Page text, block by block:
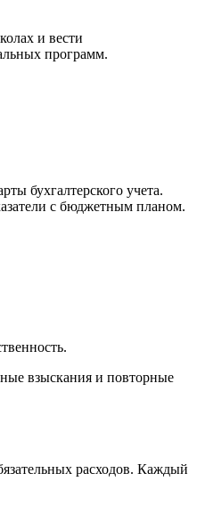
и вести
программ.
бухгалтерского учета.
с бюджетным планом.
взыскания и повторные
расходов. Каждый